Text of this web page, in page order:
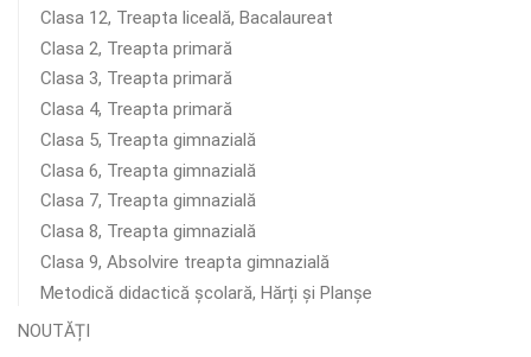
Clasa 12, Treapta liceală, Bacalaureat
Clasa 2, Treapta primară
Clasa 3, Treapta primară
Clasa 4, Treapta primară
Clasa 5, Treapta gimnazială
Clasa 6, Treapta gimnazială
Clasa 7, Treapta gimnazială
Clasa 8, Treapta gimnazială
Clasa 9, Absolvire treapta gimnazială
Metodică didactică școlară, Hărți și Planșe
NOUTĂȚI